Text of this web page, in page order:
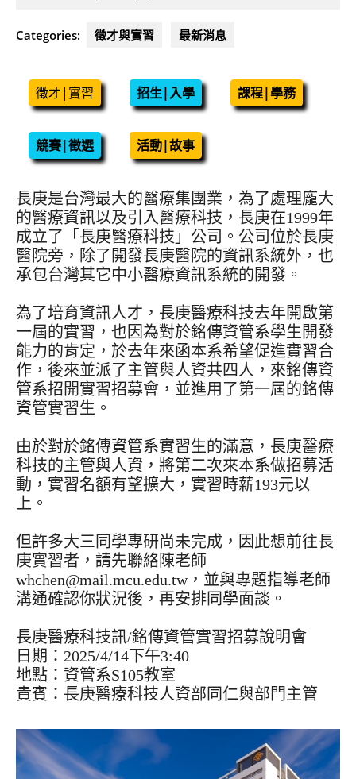
月
29
Categories: 徵才與實習 最新消息
徵才|實習 招生|入學 課程|學務
競賽|徵選 活動|故事
長庚是台灣最大的醫療集團業，為了處理龐大
的醫療資訊以及引入醫療科技，長庚在1999年
成立了「長庚醫療科技」公司。公司位於長庚
醫院旁，除了開發長庚醫院的資訊系統外，也
承包台灣其它中小醫療資訊系統的開發。
為了培育資訊人才，長庚醫療科技去年開啟第
一屆的實習，也因為對於銘傳資管系學生開發
能力的肯定，於去年來函本系希望促進實習合
作，後來並派了主管與人資共四人，來銘傳資
管系招開實習招募會，並進用了第一屆的銘傳
資管實習生。
由於對於銘傳資管系實習生的滿意，長庚醫療
科技的主管與人資，將第二次來本系做招募活
動，實習名額有望擴大，實習時薪193元以
上。
但許多大三同學專研尚未完成，因此想前往長
庚實習者，請先聯絡陳老師
whchen@mail.mcu.edu.tw，並與專題指導老師
溝通確認你狀況後，再安排同學面談。
長庚醫療科技訊/銘傳資管實習招募說明會
日期：2025/4/14下午3:40
地點：資管系S105教室
貴賓：長庚醫療科技人資部同仁與部門主管